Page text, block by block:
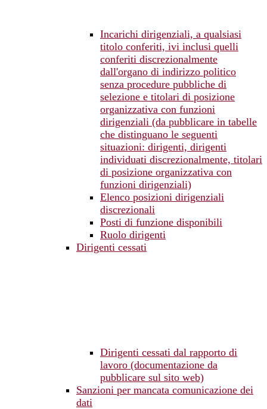
Incarichi dirigenziali, a qualsiasi
titolo conferiti, ivi inclusi quelli
conferiti discrezionalmente
dall'organo di indirizzo politico
senza procedure pubbliche di
selezione e titolari di posizione
organizzativa con funzioni
dirigenziali (da pubblicare in tabelle
che distinguano le seguenti
situazioni: dirigenti, dirigenti
individuati discrezionalmente, titolari
di posizione organizzativa con
funzioni dirigenziali)
Elenco posizioni dirigenziali
discrezionali
Posti di funzione disponibili
Ruolo dirigenti
Dirigenti cessati
Dirigenti cessati dal rapporto di
lavoro (documentazione da
pubblicare sul sito web)
Sanzioni per mancata comunicazione dei
dati